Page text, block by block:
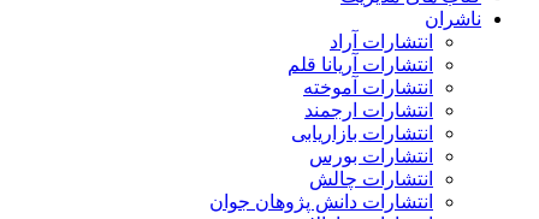
ناشران
انتشارات آراد
انتشارات آریانا قلم
انتشارات آموخته
انتشارات ارجمند
انتشارات بازاریابی
انتشارات بورس
انتشارات چالش
انتشارات دانش پژوهان جوان